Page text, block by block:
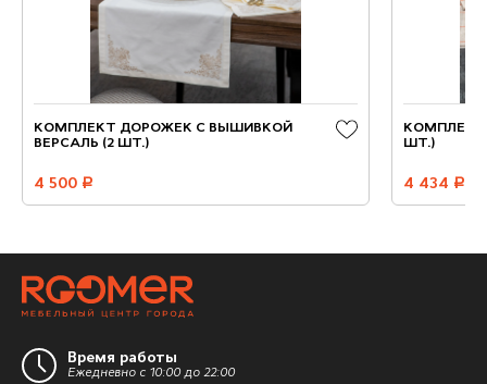
КОМПЛЕКТ ДОРОЖЕК С ВЫШИВКОЙ
ВЕРСАЛЬ (2 ШТ.)
4 500 руб.
ШТ.)
4 434 руб.
Время работы
Ежедневно с 10:00 до 22:00